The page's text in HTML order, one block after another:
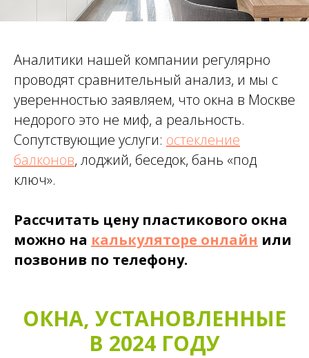
Аналитики нашей компании регулярно
проводят сравнительный анализ, и мы с
уверенностью заявляем, что окна в Москве
недорого это не миф, а реальность.
Сопутствующие услуги: остекление
балконов, лоджий, беседок, бань «под
ключ».
Рассчитать цену пластикового окна
можно на калькуляторе онлайн или
позвонив по телефону.
ОКНА, УСТАНОВЛЕННЫЕ
В 2024 ГОДУ